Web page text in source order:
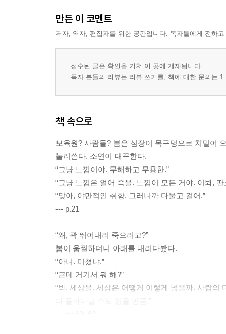
만든 이 코멘트
저자, 역자, 편집자를 위한 공간입니다. 독자들에게 전하
접수된 글은 확인을 거쳐 이 곳에 게재됩니다.
독자 분들의 리뷰는 리뷰 쓰기를, 책에 대한 문의는
책 속으로
보육원? 사람들? 봄은 심장이 목구멍으로 치밀어
눌러쓴다. 소연이 대꾸한다.
“그냥 느낌이야. 무해하고 무용한.”
“그냥 느낌은 얼어 죽을. 느낌이 모든 거야. 이봐,
“맞아, 야만적인 취향. 그러니까 다물고 걸어.”
--- p.21
“왜, 콱 뛰어내려 죽으려고?”
봄이 움찔하더니 아래를 내려다봤다.
“아니. 미쳤냐.”
“근데 거기서 뭐 해?”
“봐. 세상을. 세상은 어떻게 이렇게 넓을까. 사람의
--- pp.62~63